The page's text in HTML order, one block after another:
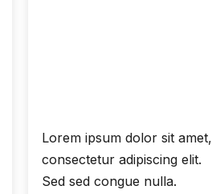
Lorem ipsum dolor sit amet,
consectetur adipiscing elit.
Sed sed congue nulla.